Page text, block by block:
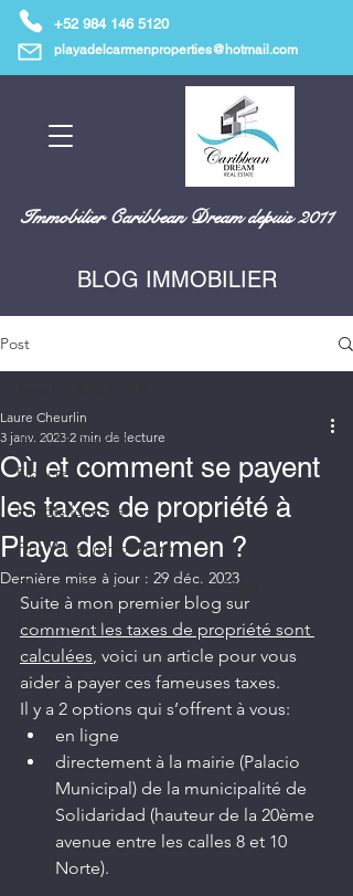
+52 984 146 5120
playadelcarmenproperties@hotmail.com
Immobilier Caribbean Dream depuis 2011
BLOG IMMOBILIER
Post
Tous les Articles
Fiducie
Impôts fonciers
Plus Value immobiliaire
Playa del Carmen et la Riviera Maya
Financement
Où et comment se payent
les taxes de propriété à
Playa del Carmen ?
Laure Cheurlin
3 janv. 2023 2 min de lecture
Dernière mise à jour : 29 déc. 2023
Suite à mon premier blog sur
comment les taxes de propriété sont
calculées, voici un article pour vous
aider à payer ces fameuses taxes.
Il y a 2 options qui s’offrent à vous:
en ligne
directement à la mairie (Palacio
Municipal) de la municipalité de
Solidaridad (hauteur de la 20ème
avenue entre les calles 8 et 10
Norte).